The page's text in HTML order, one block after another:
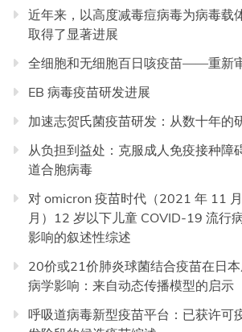
近年来，以高度减毒痘病毒为病毒载
取得了显著进展
全细胞和无细胞百日咳疫苗——重新
EB 病毒疫苗研发进展
加速志贺氏菌疫苗研发：从数十年的
从负担到益处：克服成人免疫接种障
道合胞病毒
对 omicron 疫苗时代（2021 年 11
月）12 岁以下儿童 COVID-19 流行
影响的叙述性综述
20价或21价肺炎球菌结合疫苗在日
病学影响：来自动态传播模型的启示
呼吸道病毒新型疫苗平台：已获许可